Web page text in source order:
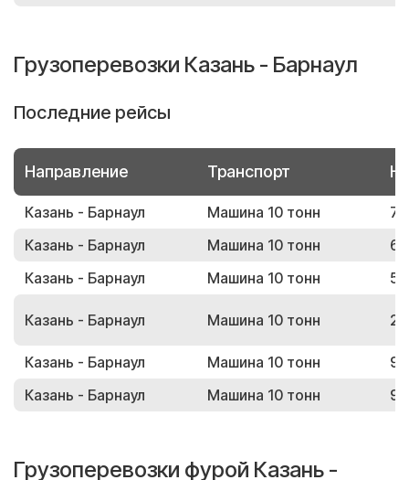
Грузоперевозки Казань - Барнаул
Последние рейсы
Направление Транспорт
Казань - Барнаул Машина 10 тонн
Казань - Барнаул
Машина 10 тонн
Казань - Барнаул
Машина 10 тонн
Казань - Барнаул Машина 10 тонн
Казань - Барнаул Машина 10 тонн
Казань - Барнаул
Машина 10 тонн
Грузоперевозки фурой Казань -